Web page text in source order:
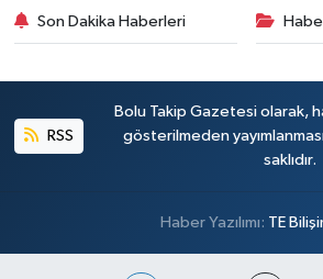
Son Dakika Haberleri
RSS
Bolu Takip Gazetesi olarak,
gösterilmeden
saklıdır.
Haber Yazılımı: TE